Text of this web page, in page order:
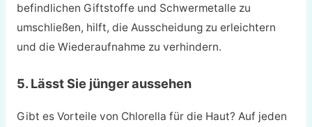
befindlichen Giftstoffe und Schwermetalle zu
umschließen, hilft, die Ausscheidung zu erleichtern
und die Wiederaufnahme zu verhindern.
5. Lässt Sie jünger aussehen
Gibt es Vorteile von Chlorella für die Haut? Auf jeden